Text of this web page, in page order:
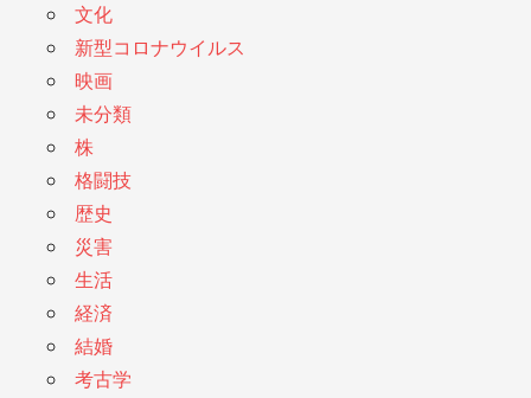
文化
新型コロナウイルス
映画
未分類
株
格闘技
歴史
災害
生活
経済
結婚
考古学